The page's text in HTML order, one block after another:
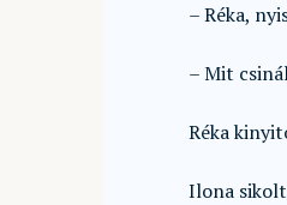
– Réka,
– Mit
Réka
Ilona